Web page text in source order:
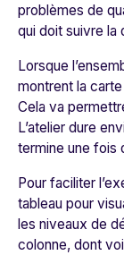
problèmes de
qui doit suivre la
Lorsque
montrent la
Cela va
L’atelier dure
termine une fois
Pour faciliter
tableau pour
les niveaux de
colonne, dont